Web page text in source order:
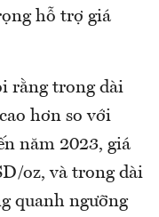
hỗ trợ giá
rằng trong dài
hơn so với
năm 2023, giá
oz, và trong dài
quanh ngưỡng